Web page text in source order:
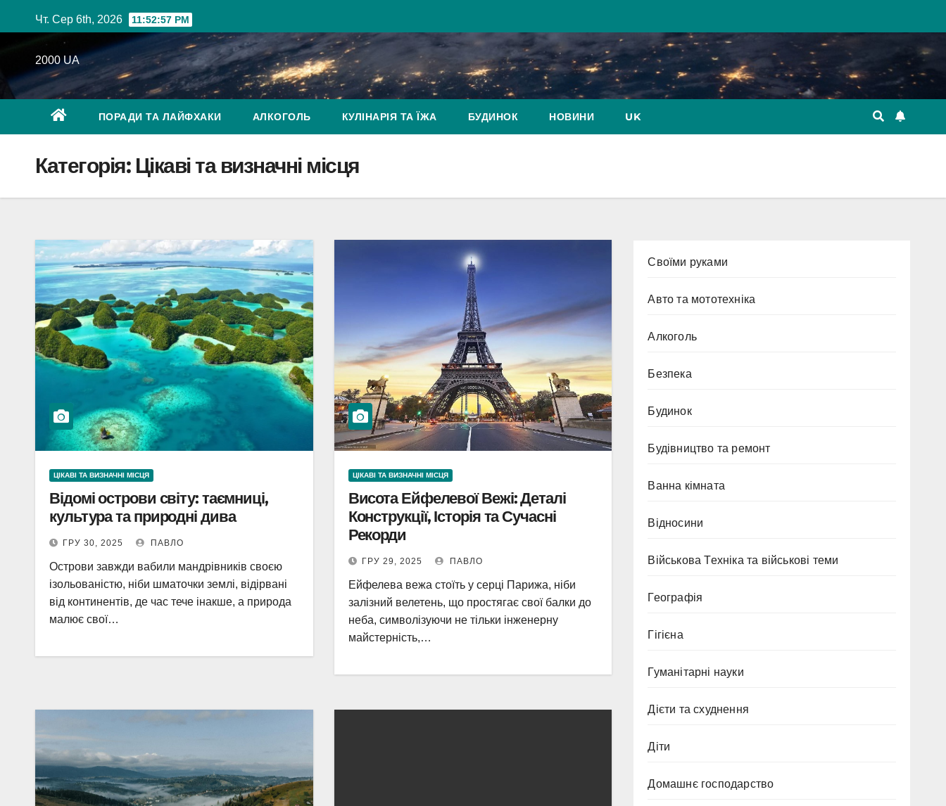
до
Чт. Сер 6th, 2026 11:52:58 PM
2000 UA
ПОРАДИ ТА ЛАЙФХАКИ АЛКОГОЛЬ КУЛІНАРІЯ ТА ЇЖА БУДИНОК НОВИНИ UK
Категорія: Цікаві та визначні місця
ЦІКАВІ ТА ВИЗНАЧНІ МІСЦЯ
Відомі острови світу: таємниці,
культура та природні дива
ГРУ 30, 2025 ПАВЛО
Острови завжди вабили мандрівників своєю
ізольованістю, ніби шматочки землі, відірвані
від континентів, де час тече інакше, а природа
малює свої…
ЦІКАВІ ТА ВИЗНАЧНІ МІСЦЯ
Висота Ейфелевої Вежі: Деталі
Конструкції, Історія та Сучасні
Рекорди
ГРУ 29, 2025 ПАВЛО
Ейфелева вежа стоїть у серці Парижа, ніби
залізний велетень, що простягає свої балки до
неба, символізуючи не тільки інженерну
майстерність,…
Cвоїми руками
Авто та мототехніка
Алкоголь
Безпека
Будинок
Будівництво та ремонт
Ванна кімната
Відносини
Військова Техніка та військові теми
Географія
Гігієна
Гуманітарні науки
Дієти та схуднення
Діти
Домашнє господарство